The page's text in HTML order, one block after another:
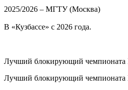
2025/2026 – МГТУ (Москва)
В «Кузбассе» с 2026 года.
Лучший блокирующий чемпионата
Лучший блокирующий чемпионата